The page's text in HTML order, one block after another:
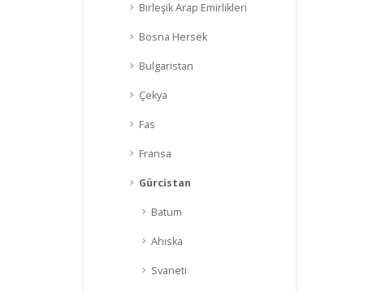
Birleşik Arap Emirlikleri
Bosna Hersek
Bulgaristan
Çekya
Fas
Fransa
Gürcistan
Batum
Ahıska
Svaneti